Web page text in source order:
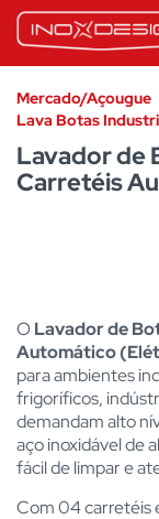
Mercado/Açougue
Lava Botas
Lavador de
Carretéis
OLavador de
Automático
para ambientes
frigoríficos,
demandam alto
aço inoxidável de
fácil de limpar e
Com 04 carretéis